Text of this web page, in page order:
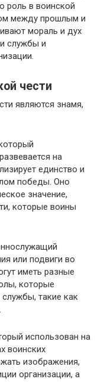
роль в воинской
между прошлым и
мораль и дух
службы и
чести
являются знамя,
на
единство и
победы. Оно
значение,
которые воины
или подвиги во
иметь разные
которые
такие как
использован на
воинских
изображения,
организации, а